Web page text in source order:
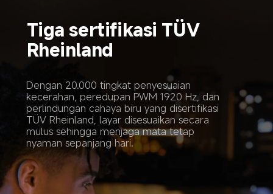
Tiga sertifikasi TÜV
Rheinland
Dengan 20.000 tingkat penyesuaian
kecerahan, peredupan PWM 1920 Hz, dan
perlindungan cahaya biru yang disertifikasi
TÜV Rheinland, layar disesuaikan secara
mulus sehingga menjaga mata tetap
nyaman sepanjang hari.